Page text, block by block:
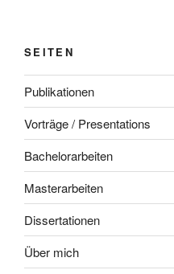
SEITEN
Publikationen
Vorträge / Presentations
Bachelorarbeiten
Masterarbeiten
Dissertationen
Über mich